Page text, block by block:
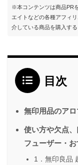
※本コンテンツは商品PR
エイトなどの各種アフィ
介している商品を購入す
目次
無印用品のア
使い方や欠点
フューザー・
1．無印良品